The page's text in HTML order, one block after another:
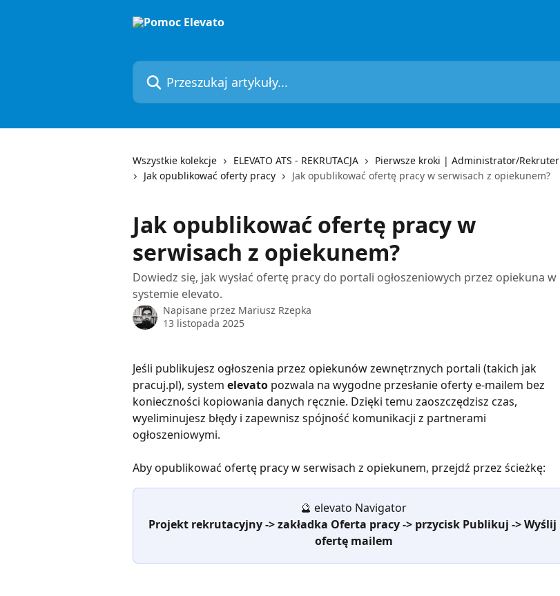
Przeszukaj artykuły...
Wszystkie kolekcje ELEVATO ATS - REKRUTACJA
Pierwsze kroki | Administrator/Rekruter
Jak opublikować oferty pracy
Jak opublikować ofertę pracy w serwisach z opiekunem?
Jak opublikować ofertę pracy w
serwisach z opiekunem?
Dowiedz się, jak wysłać ofertę pracy do portali ogłoszeniowych przez opiekuna w
systemie elevato.
Napisane przez Mariusz Rzepka
13 listopada 2025
Jeśli publikujesz ogłoszenia przez opiekunów zewnętrznych portali (takich jak
pracuj.pl), system elevato pozwala na wygodne przesłanie oferty e-mailem bez
konieczności kopiowania danych ręcznie. Dzięki temu zaoszczędzisz czas,
wyeliminujesz błędy i zapewnisz spójność komunikacji z partnerami
ogłoszeniowymi.
Aby opublikować ofertę pracy w serwisach z opiekunem, przejdź przez ścieżkę:
🔮 elevato Navigator
Projekt rekrutacyjny -> zakładka Oferta pracy -> przycisk Publikuj -> Wyślij
ofertę mailem